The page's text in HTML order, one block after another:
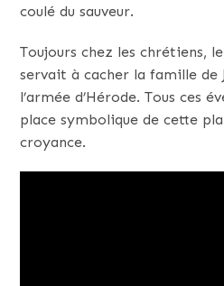
coulé du sauveur.
Toujours chez les chrétiens,
servait à cacher la famille de
l’armée d’Hérode. Tous ces
place symbolique de cette
croyance.